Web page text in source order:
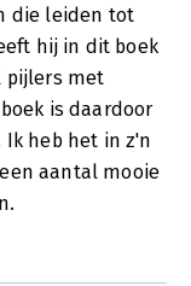
die leiden tot
hij in dit boek
pijlers met
is daardoor
heb het in z'n
aantal mooie